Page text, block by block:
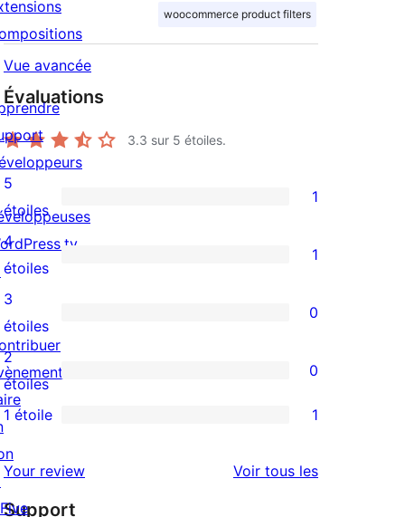
woocommerce product filters
Vue avancée
Évaluations
3.3 sur 5 étoiles.
1
avis
à
5
étoile
5
étoiles
1
1
avis
à
4
étoile
4
étoiles
1
0
avis
à
3
étoile
3
étoiles
0
0
avis
à
2
2
étoiles
0
1
avis
à
1
1 étoile 1
Your review Voir tous lesavis
Support